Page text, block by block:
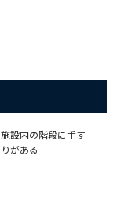
施設内の階段に手す
りがある